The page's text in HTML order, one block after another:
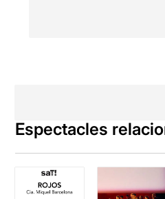
Diana
Espectacles